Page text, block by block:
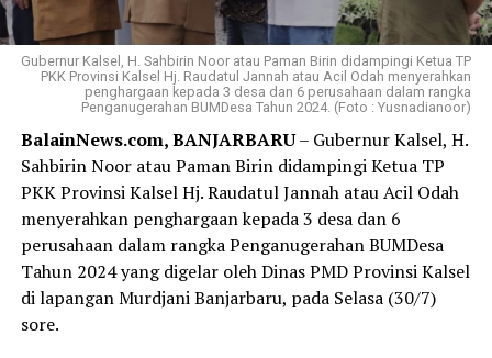
Gubernur Kalsel, H. Sahbirin Noor atau Paman Birin didampingi Ketua TP
PKK Provinsi Kalsel Hj. Raudatul Jannah atau Acil Odah menyerahkan
penghargaan kepada 3 desa dan 6 perusahaan dalam rangka
Penganugerahan BUMDesa Tahun 2024. (Foto : Yusnadianoor)
BalainNews.com, BANJARBARU– Gubernur Kalsel, H.
Sahbirin Noor atau Paman Birin didampingi Ketua TP
PKK Provinsi Kalsel Hj. Raudatul Jannah atau Acil Odah
menyerahkan penghargaan kepada 3 desa dan 6
perusahaan dalam rangka Penganugerahan BUMDesa
Tahun 2024 yang digelar oleh Dinas PMD Provinsi Kalsel
di lapangan Murdjani Banjarbaru, pada Selasa (30/7)
sore.